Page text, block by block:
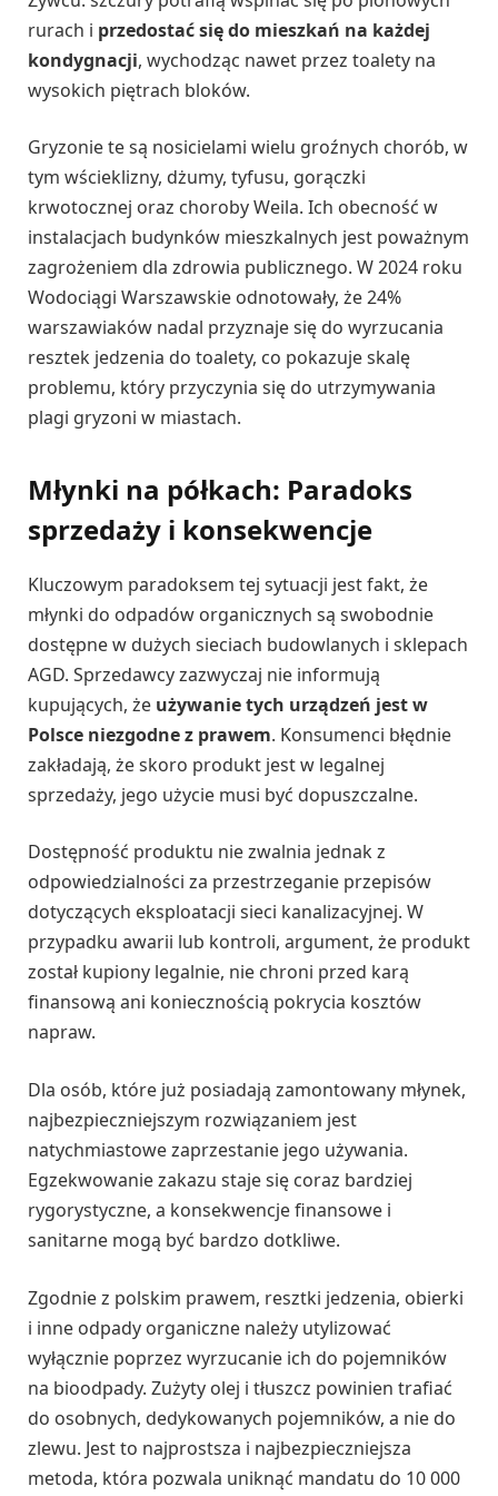
rurach i przedostać się do mieszkań na każdej
kondygnacji, wychodząc nawet przez toalety na
wysokich piętrach bloków.
Gryzonie te są nosicielami wielu groźnych chorób, w
tym wścieklizny, dżumy, tyfusu, gorączki
krwotocznej oraz choroby Weila. Ich obecność w
instalacjach budynków mieszkalnych jest poważnym
zagrożeniem dla zdrowia publicznego. W 2024 roku
Wodociągi Warszawskie odnotowały, że 24%
warszawiaków nadal przyznaje się do wyrzucania
resztek jedzenia do toalety, co pokazuje skalę
problemu, który przyczynia się do utrzymywania
plagi gryzoni w miastach.
Młynki na półkach: Paradoks
sprzedaży i konsekwencje
Kluczowym paradoksem tej sytuacji jest fakt, że
młynki do odpadów organicznych są swobodnie
dostępne w dużych sieciach budowlanych i sklepach
AGD. Sprzedawcy zazwyczaj nie informują
kupujących, że używanie tych urządzeń jest w
Polsce niezgodne z prawem. Konsumenci błędnie
zakładają, że skoro produkt jest w legalnej
sprzedaży, jego użycie musi być dopuszczalne.
Dostępność produktu nie zwalnia jednak z
odpowiedzialności za przestrzeganie przepisów
dotyczących eksploatacji sieci kanalizacyjnej. W
przypadku awarii lub kontroli, argument, że produkt
został kupiony legalnie, nie chroni przed karą
finansową ani koniecznością pokrycia kosztów
napraw.
Dla osób, które już posiadają zamontowany młynek,
najbezpieczniejszym rozwiązaniem jest
natychmiastowe zaprzestanie jego używania.
Egzekwowanie zakazu staje się coraz bardziej
rygorystyczne, a konsekwencje finansowe i
sanitarne mogą być bardzo dotkliwe.
Zgodnie z polskim prawem, resztki jedzenia, obierki
i inne odpady organiczne należy utylizować
wyłącznie poprzez wyrzucanie ich do pojemników
na bioodpady. Zużyty olej i tłuszcz powinien trafiać
do osobnych, dedykowanych pojemników, a nie do
zlewu. Jest to najprostsza i najbezpieczniejsza
metoda, która pozwala uniknąć mandatu do 10 000